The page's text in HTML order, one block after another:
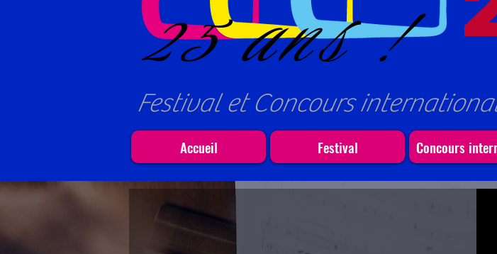
Festival et Concours
25 ans !
Accueil Festival Concours